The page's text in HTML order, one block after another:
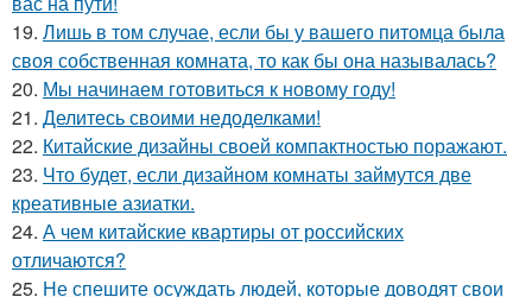
19. Лишь в том случае, если бы у вашего питомца была
своя собственная комната, то как бы она называлась?
20. Мы начинаем готовиться к новому году!
21. Делитесь своими недоделками!
22. Китайские дизайны своей компактностью поражают.
23. Что будет, если дизайном комнаты займутся две
креативные азиатки.
24. А чем китайские квартиры от российских
отличаются?
25. Не спешите осуждать людей, которые доводят свои